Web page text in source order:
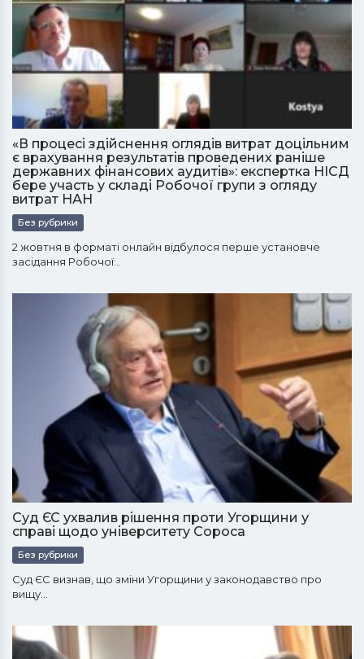
«В процесі здійснення оглядів витрат доцільним
є врахування результатів проведених раніше
державних фінансових аудитів»: експертка НІСД
бере участь у складі Робочої групи з огляду
витрат НАН
Без рубрики
2 жовтня в форматі онлайн відбулося перше установче
засідання Робочої…
Суд ЄС ухвалив рішення проти Угорщини у
справі щодо університету Сороса
Без рубрики
Суд ЄС визнав, що зміни Угорщини у законодавство про
вищу…